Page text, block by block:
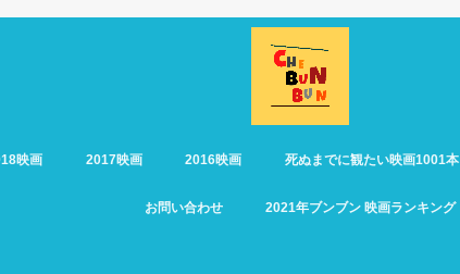
映画 2017映画 2016映画 死ぬまでに観たい映画1001本
お問い合わせ 2021年ブンブン 映画ランキング